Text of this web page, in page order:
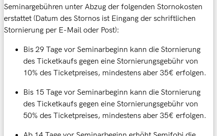
Seminargebühren unter Abzug der folgenden Stornokosten
erstattet (Datum des Stornos ist Eingang der schriftlichen
Stornierung per E-Mail oder Post):
Bis 29 Tage vor Seminarbeginn kann die Stornierung
des Ticketkaufs gegen eine Stornierungsgebühr von
10% des Ticketpreises, mindestens aber 35€ erfolgen.
Bis 15 Tage vor Seminarbeginn kann die Stornierung
des Ticketkaufs gegen eine Stornierungsgebühr von
50% des Ticketpreises, mindestens aber 35€ erfolgen.